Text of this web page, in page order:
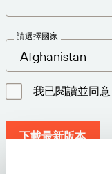
請選擇國家
我已閱讀並同意
下載最新版本